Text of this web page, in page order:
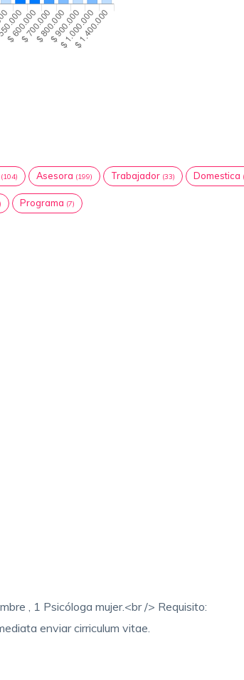
(104) Asesora (199) Trabajador (33) Domestica
Programa (7)
, 1 Psicóloga mujer.<br /> Requisito:
enviar cirriculum vitae.